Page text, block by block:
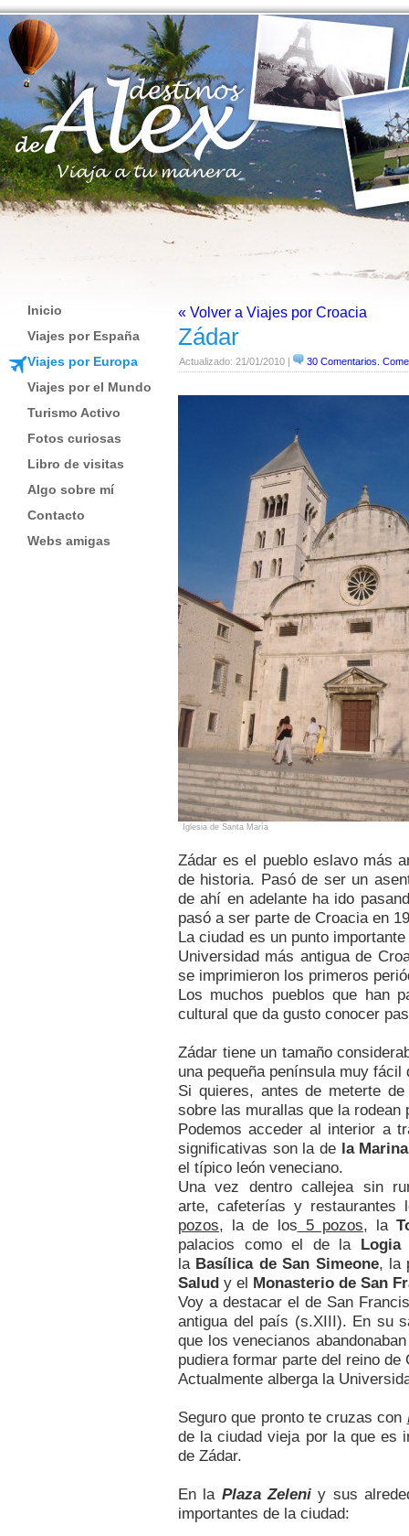
Inicio
Viajes por España
Viajes por Europa
Viajes por el Mundo
Turismo Activo
Fotos curiosas
Libro de visitas
Algo sobre mí
Contacto
Webs amigas
« Volver a Viajes por Croacia
Zádar
Actualizado: 21/01/2010 | 30 Comentarios.
Iglesia de Santa María
Zádar es el pueblo eslavo más
de historia. Pasó de ser un
de ahí en adelante ha ido
pasó a ser parte de Croacia en
La ciudad es un punto
Universidad más antigua de
se imprimieron los primeros
Los muchos pueblos que han
cultural que da gusto conocer
Zádar tiene un tamaño
una pequeña península muy fácil
Si quieres, antes de meterte
sobre las murallas que la rodean
Podemos acceder al interior a
significativas son la de la Marina
el típico león veneciano.
Una vez dentro callejea sin
arte, cafeterías y
pozos, la de los 5 pozos, la
palacios como el de la Logia
la Basílica de San Simeone, la
Salud y el Monasterio de San
Voy a destacar el de San
antigua del país (s.XIII). En su
que los venecianos
pudiera formar parte del reino de
Actualmente alberga la
Seguro que pronto te cruzas con
de la ciudad vieja por la que es
de Zádar.
En la Plaza Zeleniy sus
importantes de la ciudad: